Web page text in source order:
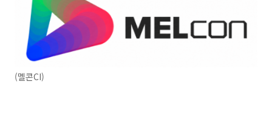
(멜콘CI)